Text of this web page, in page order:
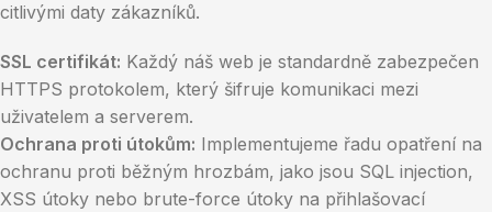
citlivými daty zákazníků.
SSL certifikát: Každý náš web je standardně zabezpečen
HTTPS protokolem, který šifruje komunikaci mezi
uživatelem a serverem.
Ochrana proti útokům: Implementujeme řadu opatření na
ochranu proti běžným hrozbám, jako jsou SQL injection,
XSS útoky nebo brute-force útoky na přihlašovací